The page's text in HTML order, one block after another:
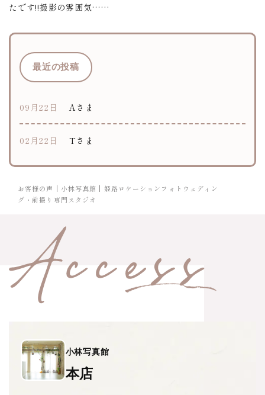
お客様の声 | 小林写真館 | 姫路ロケーションフォトウェディン
グ・前撮り専門スタジオ
たです!!撮影の雰囲気……
最近の投稿
09月22日 Aさま
02月22日 Tさま
小林写真館
本店